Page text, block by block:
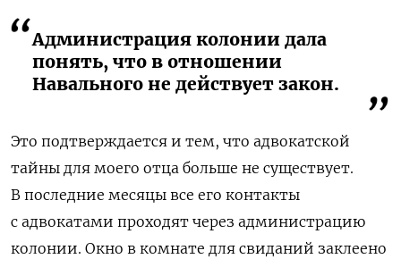
Администрация колонии дала
понять, что в отношении
Навального не действует закон.
Это подтверждается и тем, что адвокатской
тайны для моего отца больше не существует.
В последние месяцы все его контакты
с адвокатами проходят через администрацию
колонии. Окно в комнате для свиданий заклеено